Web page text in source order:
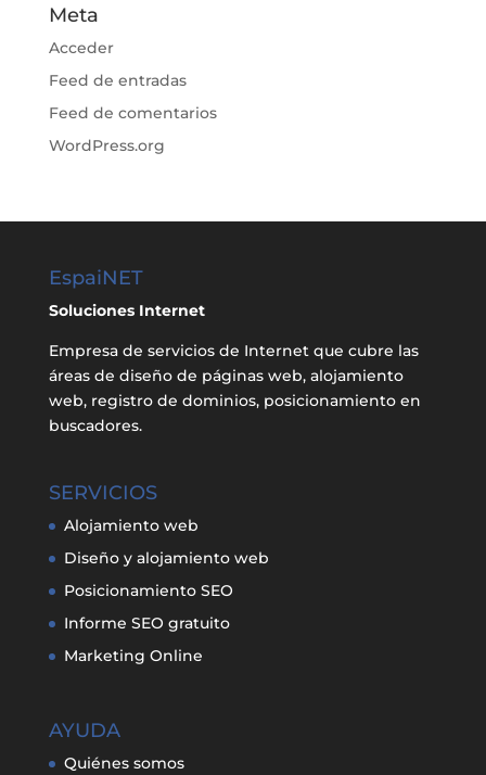
Meta
Acceder
Feed de entradas
Feed de comentarios
WordPress.org
EspaiNET
Soluciones Internet
Empresa de servicios de Internet que cubre las
áreas de diseño de páginas web, alojamiento
web, registro de dominios, posicionamiento en
buscadores.
SERVICIOS
Alojamiento web
Diseño y alojamiento web
Posicionamiento SEO
Informe SEO gratuito
Marketing Online
AYUDA
Quiénes somos